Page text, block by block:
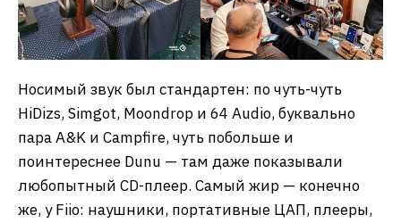
Носимый звук был стандартен: по чуть-чуть
HiDizs, Simgot, Moondrop и 64 Audio, буквально
пара A&K и Campfire, чуть побольше и
поинтереснее Dunu — там даже показывали
любопытный CD-плеер. Самый жир — конечно
же, у Fiio: наушники, портативные ЦАП, плееры,